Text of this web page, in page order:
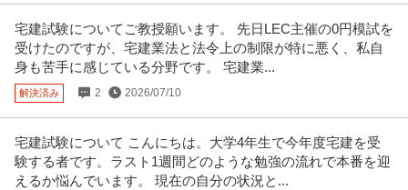
宅建試験についてご教授願います。 先日LEC主催の0円模試を
受けたのですが、宅建業法と法令上の制限が特に悪く、私自
身も苦手に感じている分野です。 宅建業...
解決済み 2 2026/07/10
宅建試験について こんにちは。大学4年生で今年度宅建を受
験する者です。ラスト1週間どのような勉強の流れで本番を迎
えるか悩んでいます。 現在の自分の状況と...